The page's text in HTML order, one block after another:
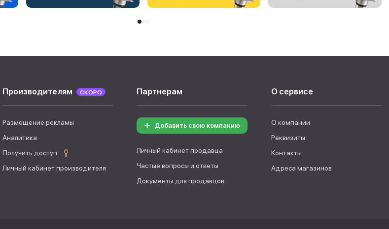
Производителям СКОРО
Размещение рекламы
Аналитика
Получить доступ
Личный кабинет производителя
Партнерам
Добавить свою компанию
Личный кабинет продавца
Частые вопросы и ответы
Документы для продавцов
О сервисе
О компании
Реквизиты
Контакты
Адреса магазинов